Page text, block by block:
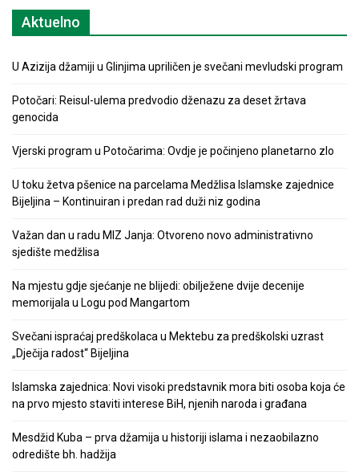
Aktuelno
U Azizija džamiji u Glinjima upriličen je svečani mevludski program
Potočari: Reisul-ulema predvodio dženazu za deset žrtava
genocida
Vjerski program u Potočarima: Ovdje je počinjeno planetarno zlo
U toku žetva pšenice na parcelama Medžlisa Islamske zajednice
Bijeljina – Kontinuiran i predan rad duži niz godina
Važan dan u radu MIZ Janja: Otvoreno novo administrativno
sjedište medžlisa
Na mjestu gdje sjećanje ne blijedi: obilježene dvije decenije
memorijala u Logu pod Mangartom
Svečani ispraćaj predškolaca u Mektebu za predškolski uzrast
„Dječija radost“ Bijeljina
Islamska zajednica: Novi visoki predstavnik mora biti osoba koja će
na prvo mjesto staviti interese BiH, njenih naroda i građana
Mesdžid Kuba – prva džamija u historiji islama i nezaobilazno
odredište bh. hadžija